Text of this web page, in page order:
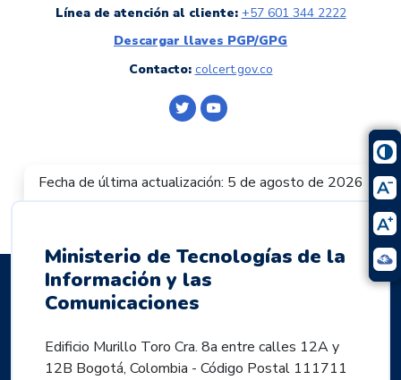
link a colCERT
Línea de atención al cliente: +57 601 344 2222
Descargar llaves PGP/GPG
Contacto: colcert.gov.co
Logo Twitter
Fecha de última actualización: 5 de agosto de 2026
Ministerio de Tecnologías de la
Información y las
Comunicaciones
Edificio Murillo Toro Cra. 8a entre calles 12A y
12B Bogotá, Colombia - Código Postal 111711